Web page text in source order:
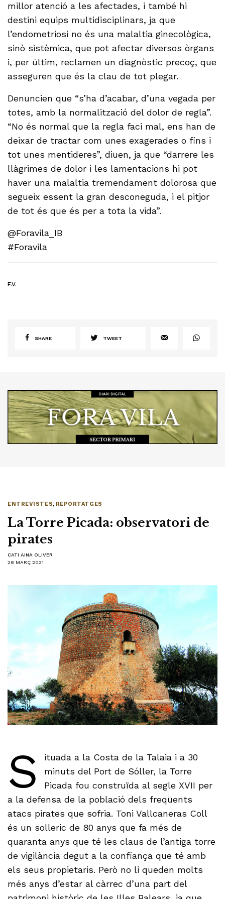
millor atenció a les afectades, i també hi
destini equips multidisciplinars, ja que
l’endometriosi no és una malaltia ginecològica,
sinò sistèmica, que pot afectar diversos òrgans
i, per últim, reclamen un diagnòstic precoç, que
asseguren que és la clau de tot plegar.
Denuncien que “s’ha d’acabar, d’una vegada per
totes, amb la normalització del dolor de regla”.
“No és normal que la regla faci mal, ens han de
deixar de tractar com unes exagerades o fins i
tot unes mentideres”, diuen, ja que “darrere les
llàgrimes de dolor i les lamentacions hi pot
haver una malaltia tremendament dolorosa que
segueix essent la gran desconeguda, i el pitjor
de tot és que és per a tota la vida”.
@Foravila_IB
#Foravila
F.V.
SHARE TWEET
ENTREVISTES, REPORTATGES
La Torre Picada: observatori de
pirates
CATI AINA OLIVER
28 MARÇ 2021
S
ituada a la Costa de la Talaia i a 30
minuts del Port de Sóller, la Torre
Picada fou construïda al segle XVII per
a la defensa de la població dels freqüents
atacs pirates que sofria. Toni Vallcaneras Coll
és un solleric de 80 anys que fa més de
quaranta anys que té les claus de l’antiga torre
de vigilància degut a la confiança que té amb
els seus propietaris. Però no li queden molts
més anys d’estar al càrrec d’una part del